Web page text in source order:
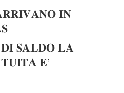
𝐈𝐍
𝐒𝐀𝐋𝐃𝐎 𝐋𝐀
𝐄’